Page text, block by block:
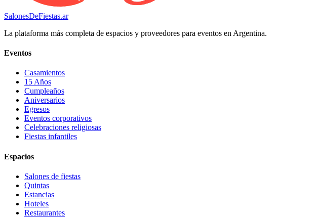
SalonesDeFiestas.ar
La plataforma más completa de espacios y proveedores para eventos en Argentina.
Eventos
Casamientos
15 Años
Cumpleaños
Aniversarios
Egresos
Eventos corporativos
Celebraciones religiosas
Fiestas infantiles
Espacios
Salones de fiestas
Quintas
Estancias
Hoteles
Restaurantes